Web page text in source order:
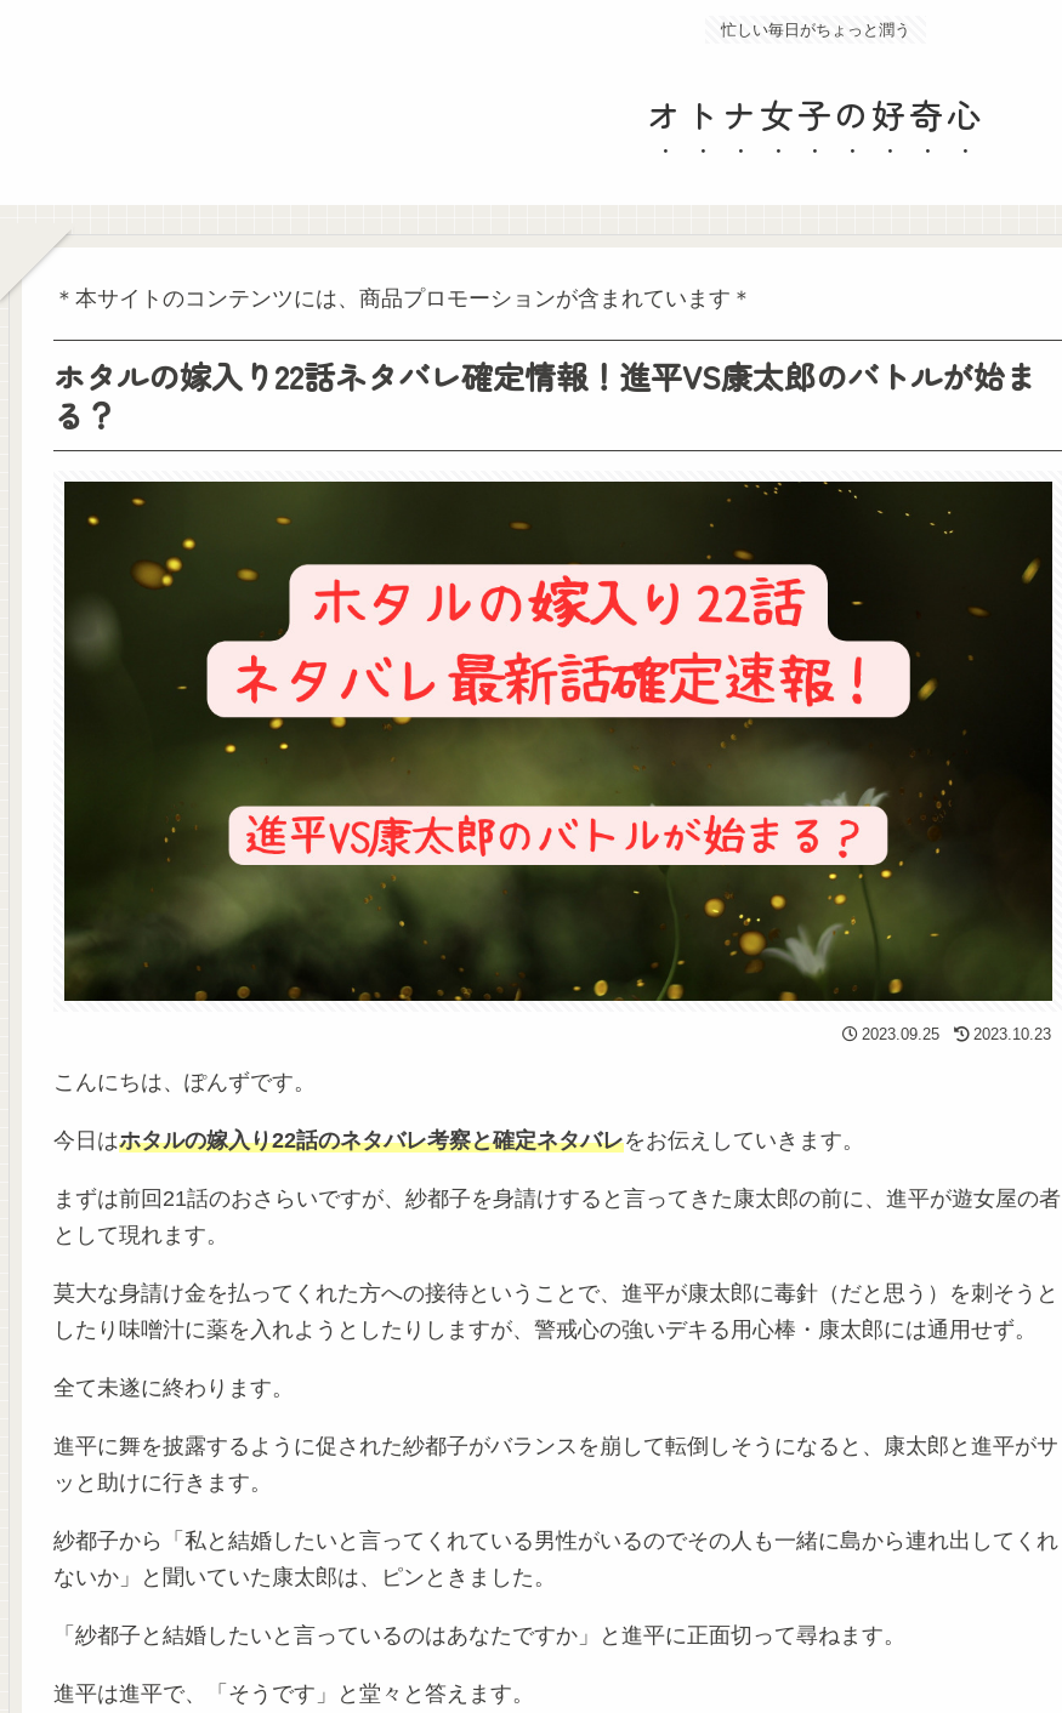
忙しい毎日がちょっと潤う
オトナ女子の好奇心
＊本サイトのコンテンツには、商品プロモーションが含まれています＊
ホタルの嫁入り22話ネタバレ確定情報！進平VS康太郎のバトルが始ま
る？
2023.09.25 2023.10.23
こんにちは、ぽんずです。
今日はホタルの嫁入り22話のネタバレ考察と確定ネタバレをお伝えしていきます。
まずは前回21話のおさらいですが、紗都子を身請けすると言ってきた康太郎の前に、進平が遊女屋の者
として現れます。
莫大な身請け金を払ってくれた方への接待ということで、進平が康太郎に毒針（だと思う）を刺そうと
したり味噌汁に薬を入れようとしたりしますが、警戒心の強いデキる用心棒・康太郎には通用せず。
全て未遂に終わります。
進平に舞を披露するように促された紗都子がバランスを崩して転倒しそうになると、康太郎と進平がサ
ッと助けに行きます。
紗都子から「私と結婚したいと言ってくれている男性がいるのでその人も一緒に島から連れ出してくれ
ないか」と聞いていた康太郎は、ピンときました。
「紗都子と結婚したいと言っているのはあなたですか」と進平に正面切って尋ねます。
進平は進平で、「そうです」と堂々と答えます。